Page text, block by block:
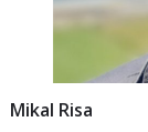
Mikal Risa